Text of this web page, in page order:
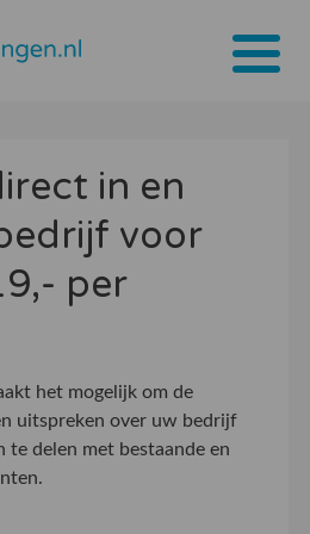
in en
voor
per
het mogelijk om de
uitspreken over uw bedrijf
te delen met bestaande en